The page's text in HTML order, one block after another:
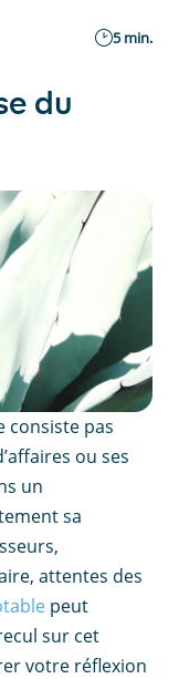
5 min.
du
consiste pas
ou ses
un
sa
attentes des
peut
sur cet
votre réflexion